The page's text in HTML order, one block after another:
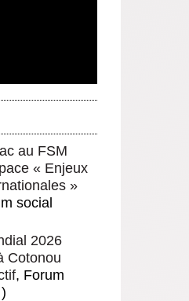
au FSM
« Enjeux
»
social
2026
Cotonou
, Forum